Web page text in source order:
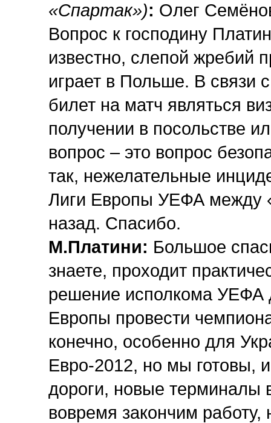
«Спартак»): Олег
Вопрос к господину
известно, слепой жребий
играет в Польше. В связи
билет на матч являться
получении в посольстве
вопрос – это вопрос
так, нежелательные
Лиги Европы УЕФА между
назад. Спасибо.
М.Платини: Большое
знаете, проходит
решение исполкома УЕФА
Европы провести
конечно, особенно для
Евро-2012, но мы готовы,
дороги, новые терминалы
вовремя закончим